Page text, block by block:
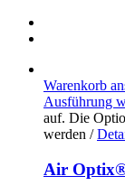
Warenkorb
Ausführung
auf. Die
werden /
Air